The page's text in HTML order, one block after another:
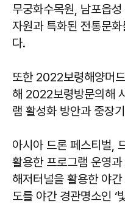
무궁화수목원, 남포읍
자원과 특화된 전통문
다.
또한 2022보령해양머
해 2022보령방문의해
램 활성화 방안과 중장
아시아 드론 페스티벌,
활용한 프로그램 운영
해저터널을 활용한 야
도를 야간 경관명소인 ‘